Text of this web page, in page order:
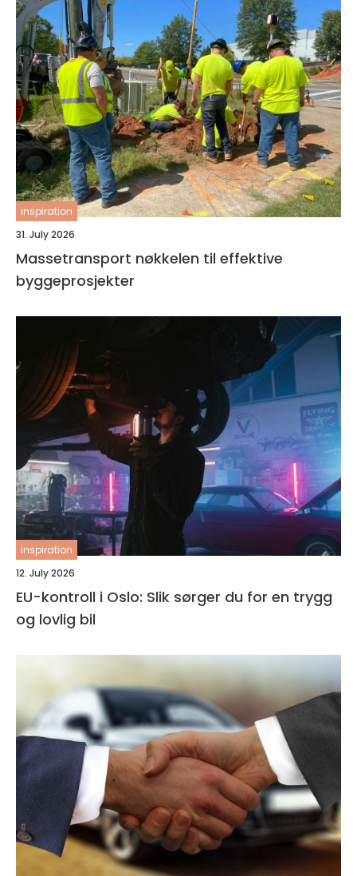
inspiration
31. July 2026
Massetransport nøkkelen til effektive
byggeprosjekter
inspiration
12. July 2026
EU-kontroll i Oslo: Slik sørger du for en trygg
og lovlig bil